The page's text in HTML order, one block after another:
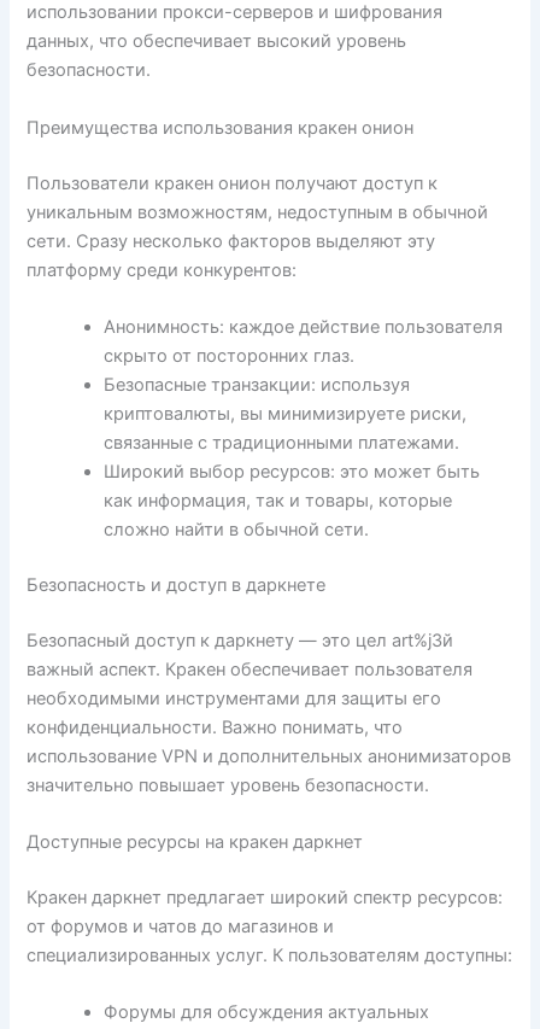
использовании прокси-серверов и шифрования
данных, что обеспечивает высокий уровень
безопасности.
Преимущества использования кракен онион
Пользователи кракен онион получают доступ к
уникальным возможностям, недоступным в обычной
сети. Сразу несколько факторов выделяют эту
платформу среди конкурентов:
Анонимность: каждое действие пользователя
скрыто от посторонних глаз.
Безопасные транзакции: используя
криптовалюты, вы минимизируете риски,
связанные с традиционными платежами.
Широкий выбор ресурсов: это может быть
как информация, так и товары, которые
сложно найти в обычной сети.
Безопасность и доступ в даркнете
Безопасный доступ к даркнету — это цел art%j3й
важный аспект. Кракен обеспечивает пользователя
необходимыми инструментами для защиты его
конфиденциальности. Важно понимать, что
использование VPN и дополнительных анонимизаторов
значительно повышает уровень безопасности.
Доступные ресурсы на кракен даркнет
Кракен даркнет предлагает широкий спектр ресурсов:
от форумов и чатов до магазинов и
специализированных услуг. К пользователям доступны:
Форумы для обсуждения актуальных